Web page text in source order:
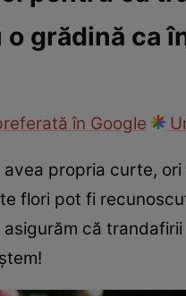
Național Sport
grădină ca
în Google
propria curte,
flori pot fi
asigurăm că